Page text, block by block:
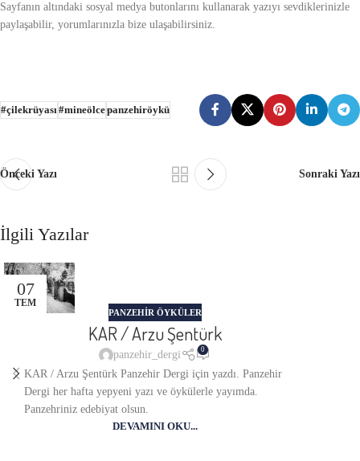
Sayfanın altındaki sosyal medya butonlarını kullanarak yazıyı sevdiklerinizle
paylaşabilir, yorumlarınızla bize ulaşabilirsiniz.
#çilekrüyası#mineölcepanzehiröykü
Önceki Yazı Sonraki Yazı
İlgili Yazılar
07
TEM
PANZEHIR ÖYKÜLER
KAR / Arzu Şentürk
panzehir_dergi 0
KAR / Arzu Şentürk Panzehir Dergi için yazdı. Panzehir
Dergi her hafta yepyeni yazı ve öykülerle yayımda.
Panzehriniz edebiyat olsun.
DEVAMINI OKU...